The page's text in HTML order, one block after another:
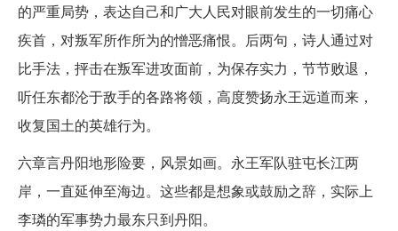
的严重局势，表达自己和广大人民对眼前发生的一切痛心
疾首，对叛军所作所为的憎恶痛恨。后两句，诗人通过对
比手法，抨击在叛军进攻面前，为保存实力，节节败退，
听任东都沦于敌手的各路将领，高度赞扬永王远道而来，
收复国土的英雄行为。
六章言丹阳地形险要，风景如画。永王军队驻屯长江两
岸，一直延伸至海边。这些都是想象或鼓励之辞，实际上
李璘的军事势力最东只到丹阳。